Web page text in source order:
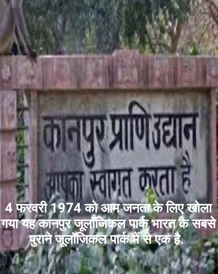
4 फरवरी 1974 को आम जनता के लिए खोला
गया यह कानपुर जूलॉजिकल पार्क भारत के सबसे
पुराने जूलॉजिकल पार्क में से एक है.